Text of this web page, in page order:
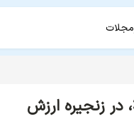
مجلات